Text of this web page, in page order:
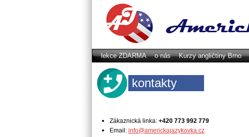
kontakty
Zákaznická linka: +420 773 992 779
Email: info@americkajazykovka.cz
lekce ZDARMA o nás Kurzy angličtiny Brno